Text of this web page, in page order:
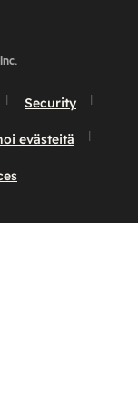
Security
evästeitä